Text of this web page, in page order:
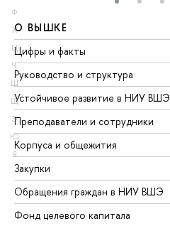
Ф
Х
Ц
Ч
Ш
Щ
Э
Ю
Я
О ВЫШКЕ
Цифры и факты
Руководство и структура
Устойчивое развитие в НИУ ВШЭ
Преподаватели и сотрудники
Корпуса и общежития
Закупки
Обращения граждан в НИУ ВШЭ
Фонд целевого капитала